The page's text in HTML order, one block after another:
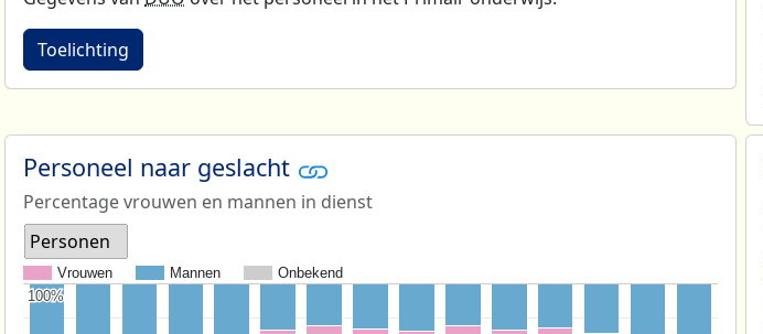
Toelichting
Personeel naar geslacht
Percentage vrouwen en mannen in dienst
Personen
Vrouwen Mannen Onbekend
100%
100%